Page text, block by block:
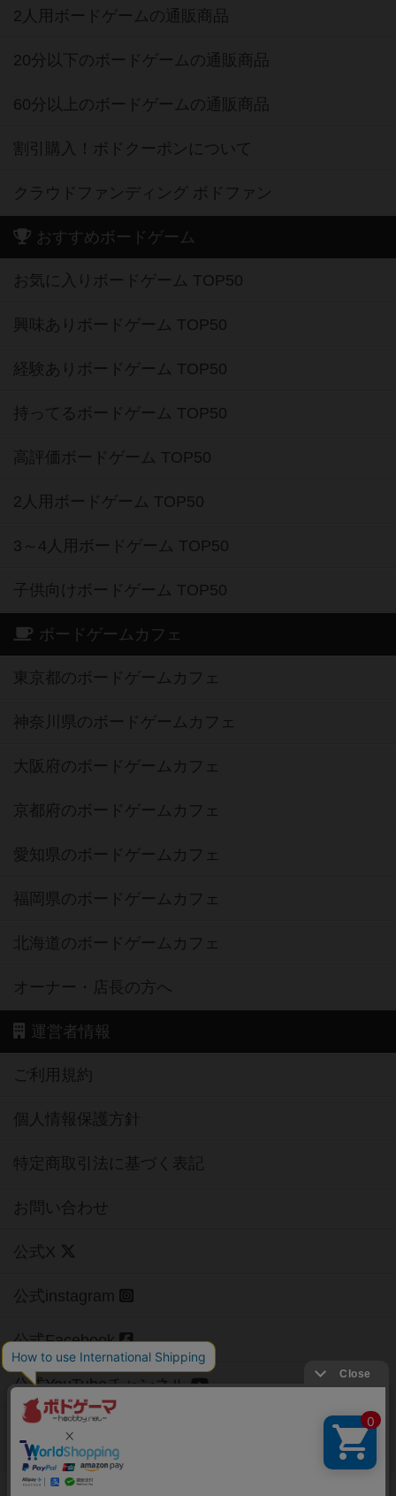
2人用ボードゲームの通販商品
20分以下のボードゲームの通販商品
60分以上のボードゲームの通販商品
割引購入！ボドクーポンについて
クラウドファンディング ボドファン
おすすめボードゲーム
お気に入りボードゲーム TOP50
興味ありボードゲーム TOP50
経験ありボードゲーム TOP50
持ってるボードゲーム TOP50
高評価ボードゲーム TOP50
2人用ボードゲーム TOP50
3～4人用ボードゲーム TOP50
子供向けボードゲーム TOP50
ボードゲームカフェ
東京都のボードゲームカフェ
神奈川県のボードゲームカフェ
大阪府のボードゲームカフェ
京都府のボードゲームカフェ
愛知県のボードゲームカフェ
福岡県のボードゲームカフェ
北海道のボードゲームカフェ
オーナー・店長の方へ
運営者情報
ご利用規約
個人情報保護方針
特定商取引法に基づく表記
お問い合わせ
公式X
公式instagram
公式Facebook
公式YouTubeチャンネル